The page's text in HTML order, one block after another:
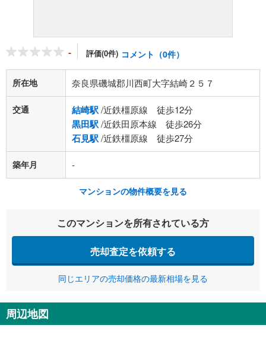
- 評価(0件) コメント（0件）
所在地 奈良県磯城郡川西町大字結崎２５７
交通 結崎駅/近鉄橿原線 徒歩12分
黒田駅/近鉄田原本線 徒歩26分
石見駅/近鉄橿原線 徒歩27分
築年月 -
マンションの物件概要を見る
このマンションを所有されている方
売却査定を依頼する
同じエリアの売却価格の最新相場を見る
周辺地図